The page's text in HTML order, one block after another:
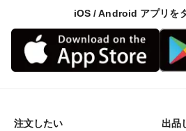
iOS / Android アプリを
注文したい 出品